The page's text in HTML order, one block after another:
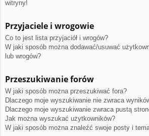
witryny!
Przyjaciele i wrogowie
Co to jest lista przyjaciół i wrogów?
W jaki sposób można dodawać/usuwać
lub wrogów?
Przeszukiwanie forów
W jaki sposób można przeszukiwać fora?
Dlaczego moje wyszukiwanie nie zwraca
Dlaczego moje wyszukiwanie zwraca pustą
Jak można wyszukać użytkowników?
W jaki sposób można znaleźć swoje posty i